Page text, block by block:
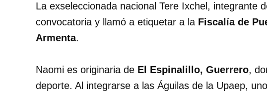
La exseleccionada nacional Tere Ixchel, integrante
convocatoria y llamó a etiquetar a la Fiscalía de
Armenta.
Naomi es originaria de El Espinalillo, Guerrero,
deporte. Al integrarse a las Águilas de la Upaep,